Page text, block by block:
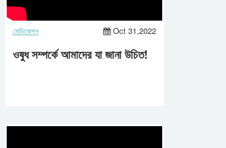
মেডিকেশন Oct 31,2022
ওষুধ সম্পর্কে আমাদের যা জানা উচিত!